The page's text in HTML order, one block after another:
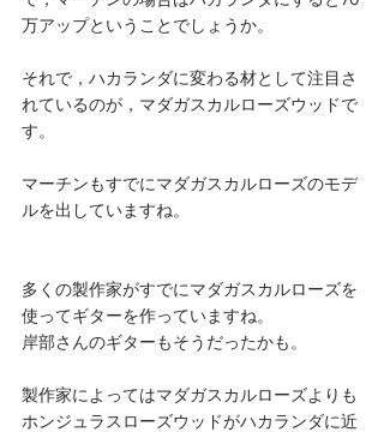
万アップということでしょうか。
それで，ハカランダに変わる材として注目さ
れているのが，マダガスカルローズウッドで
す。
マーチンもすでにマダガスカルローズのモデ
ルを出していますね。
多くの製作家がすでにマダガスカルローズを
使ってギターを作っていますね。
岸部さんのギターもそうだったかも。
製作家によってはマダガスカルローズよりも
ホンジュラスローズウッドがハカランダに近